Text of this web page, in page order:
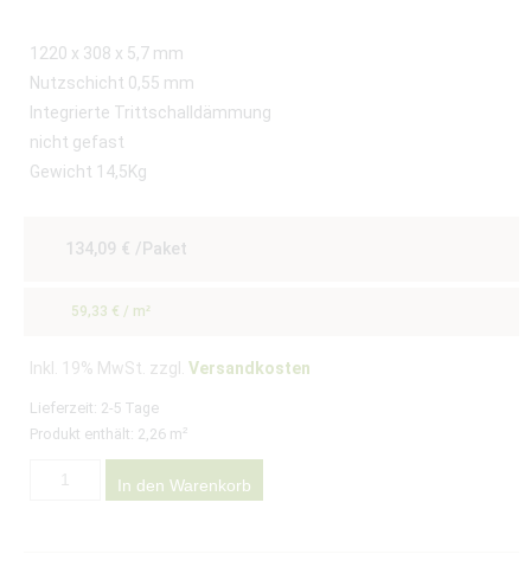
1220 x 308 x 5,7 mm
Nutzschicht 0,55 mm
Integrierte Trittschalldämmung
nicht gefast
Gewicht 14,5Kg
134,09 € /Paket
59,33 € / m²
Inkl. 19% MwSt. zzgl. Versandkosten
Lieferzeit: 2-5 Tage
Produkt enthält: 2,26 m²
In den Warenkorb